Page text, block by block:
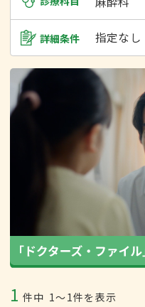
詳細条件 指定なし
1 件中 1〜1件を表示